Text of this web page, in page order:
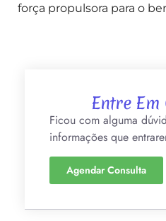
força propulsora para o
Entre
Ficou com alguma
informações que
Agendar Consulta